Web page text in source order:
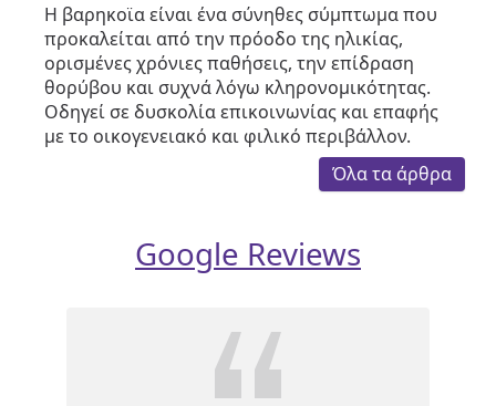
Η βαρηκοϊα είναι ένα σύνηθες σύμπτωμα που
προκαλείται από την πρόοδο της ηλικίας,
ορισμένες χρόνιες παθήσεις, την επίδραση
θορύβου και συχνά λόγω κληρονομικότητας.
Οδηγεί σε δυσκολία επικοινωνίας και επαφής
με το οικογενειακό και φιλικό περιβάλλον.
Όλα τα άρθρα
Google Reviews